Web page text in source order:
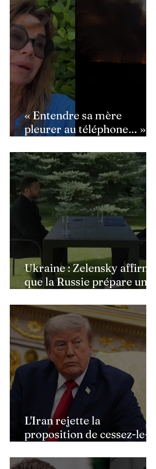
semé la panique dans son
équipe
« Entendre sa mère
pleurer au téléphone… » :
bouleversée par les
incendies du Cap-Ferret,
son témoignage poignant
Ukraine : Zelensky affirme
que la Russie prépare une
militaire à l'automne
L'Iran rejette la
proposition de cessez-le-